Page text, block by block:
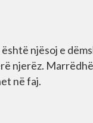
njësoj e
njerëz.
në faj.